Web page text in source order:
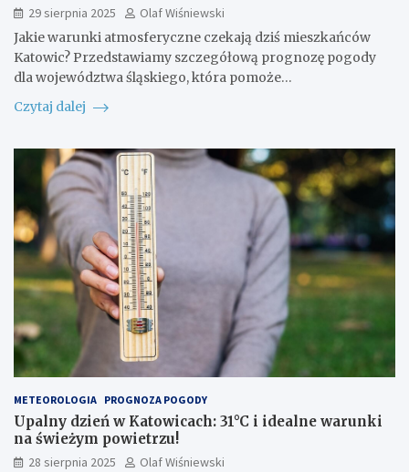
29 sierpnia 2025
Olaf Wiśniewski
Jakie warunki atmosferyczne czekają dziś mieszkańców
Katowic? Przedstawiamy szczegółową prognozę pogody
dla województwa śląskiego, która pomoże…
Czytaj dalej
METEOROLOGIA PROGNOZA POGODY
Upalny dzień w Katowicach: 31°C i idealne warunki
na świeżym powietrzu!
28 sierpnia 2025
Olaf Wiśniewski